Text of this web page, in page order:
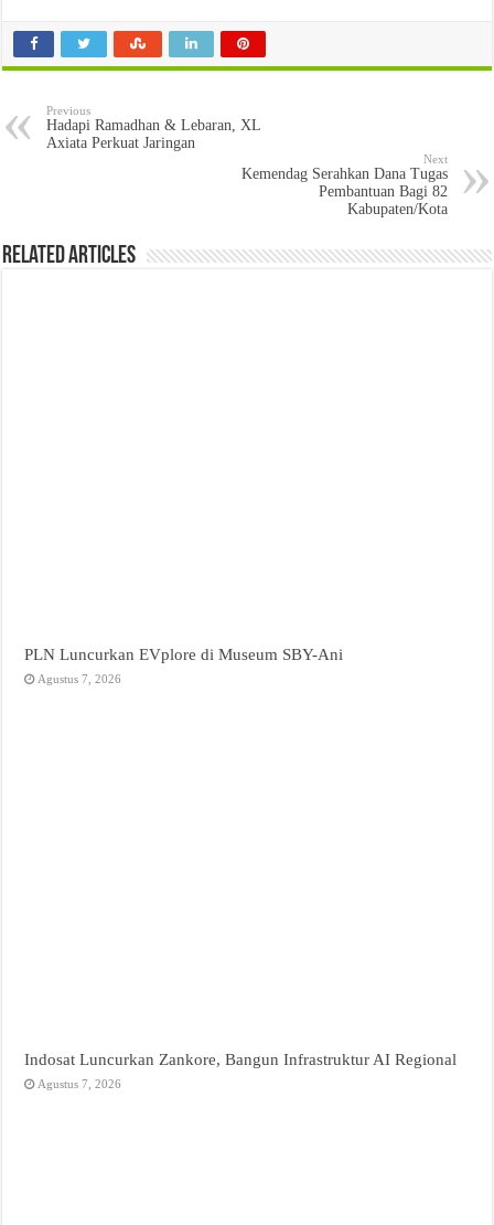
Previous
Hadapi Ramadhan & Lebaran, XL
Axiata Perkuat Jaringan
Next
Kemendag Serahkan Dana Tugas
Pembantuan Bagi 82
Kabupaten/Kota
Related Articles
PLN Luncurkan EVplore di Museum SBY-Ani
Agustus 7, 2026
Indosat Luncurkan Zankore, Bangun Infrastruktur AI Regional
Agustus 7, 2026